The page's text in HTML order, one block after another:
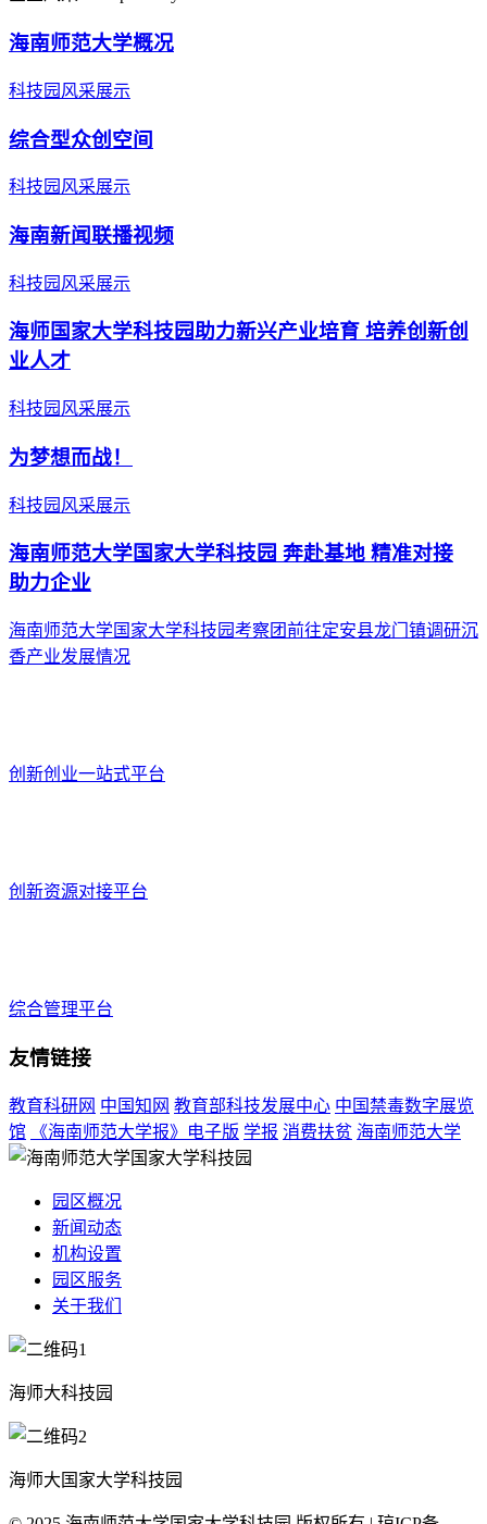
海南师范大学概况
科技园风采展示
综合型众创空间
科技园风采展示
海南新闻联播视频
科技园风采展示
海师国家大学科技园助力新兴产业培育 培养创新创
业人才
科技园风采展示
为梦想而战！
科技园风采展示
海南师范大学国家大学科技园 奔赴基地 精准对接
助力企业
海南师范大学国家大学科技园考察团前往定安县龙门镇调研沉
香产业发展情况
创新创业一站式平台
创新资源对接平台
综合管理平台
友情链接
教育科研网 中国知网 教育部科技发展中心 中国禁毒数字展览
馆
《海南师范大学报》电子版 学报 消费扶贫 海南师范大学
园区概况
新闻动态
机构设置
园区服务
关于我们
海师大科技园
海师大国家大学科技园